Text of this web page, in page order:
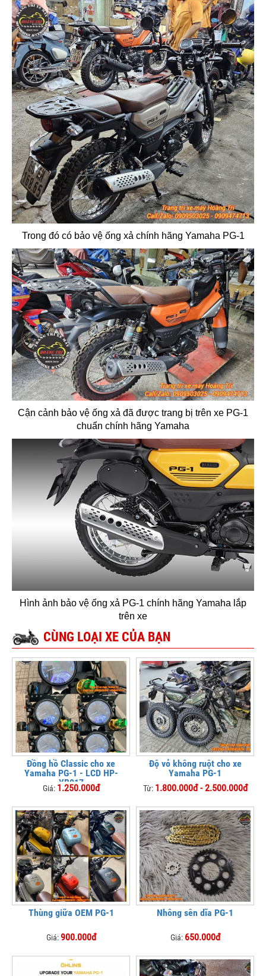
Trong đó có bảo vệ ống xả chính hãng Yamaha PG-1
Cận cảnh bảo vệ ống xả đã được trang bị trên xe PG-1
chuẩn chính hãng Yamaha
Hình ảnh bảo vệ ống xả PG-1 chính hãng Yamaha lắp
trên xe
CÙNG LOẠI XE CỦA BẠN
Đồng hồ Classic cho xe
Yamaha PG-1 - LCD HP-
YB017
Giá: 1.250.000đ
Độ vỏ không ruột cho xe
Yamaha PG-1
Từ: 1.800.000đ - 2.500.000đ
Thùng giữa OEM PG-1
Giá:900.000đ
Nhông sên dĩa PG-1
Giá: 650.000đ